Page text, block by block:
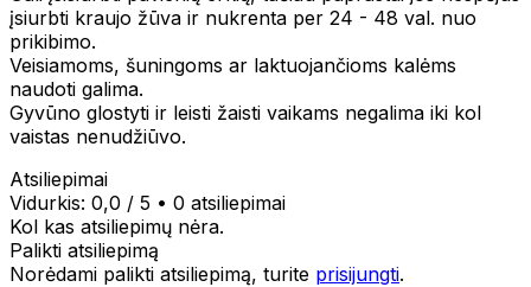
įsiurbti kraujo žūva ir nukrenta per 24 - 48 val. nuo
prikibimo.
Veisiamoms, šuningoms ar laktuojančioms kalėms
naudoti galima.
Gyvūno glostyti ir leisti žaisti vaikams negalima iki kol
vaistas nenudžiūvo.
Atsiliepimai
Vidurkis: 0,0 / 5 • 0 atsiliepimai
Kol kas atsiliepimų nėra.
Palikti atsiliepimą
Norėdami palikti atsiliepimą, turite prisijungti.